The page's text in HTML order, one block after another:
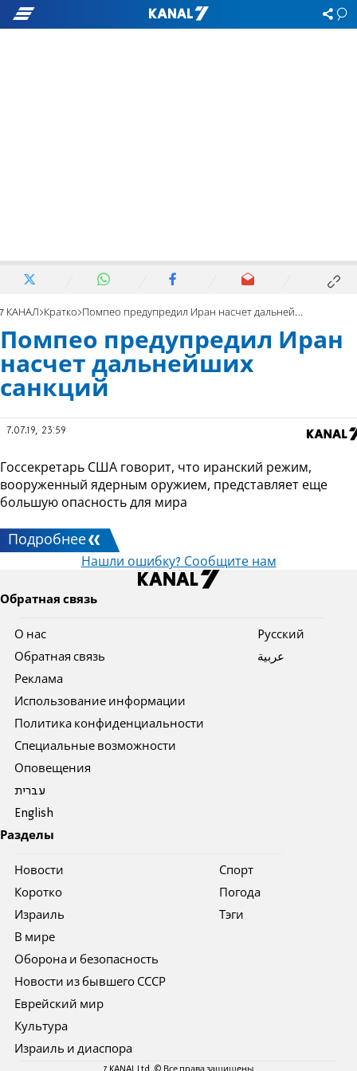
7 КАНАЛ Кратко Помпео предупредил Иран насчет дальнейших санкций
Помпео предупредил Иран
насчет дальнейших
санкций
7.07.19, 23:59
Госсекретарь США говорит, что иранcкий режим,
вооруженный ядерным оружием, представляет еще
большую опасность для мира
Подробнее
Нашли ошибку? Сообщите нам
Обратная связь
О нас
Обратная связь
Реклама
Использование информации
Политика конфиденциальности
Специальные возможности
Оповещения
עברית
English
Pусский
عربية
Разделы
Новости
Коротко
Израиль
В мире
Оборона и безопасность
Новости из бывшего СССР
Еврейский мир
Культура
Израиль и диаспора
Спорт
Погода
Тэги